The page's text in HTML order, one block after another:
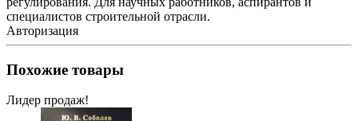
специалистов строительной отрасли.
Авторизация
Похожие товары
Лидер продаж!